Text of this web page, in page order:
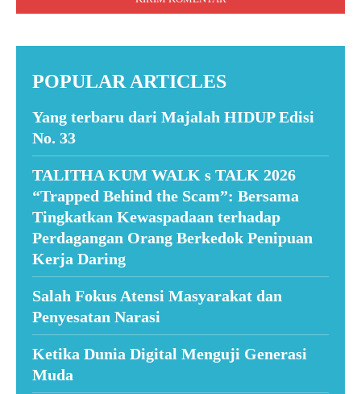
POPULAR ARTICLES
Yang terbaru dari Majalah HIDUP Edisi
No. 33
TALITHA KUM WALK s TALK 2026
“Trapped Behind the Scam”: Bersama
Tingkatkan Kewaspadaan terhadap
Perdagangan Orang Berkedok Penipuan
Kerja Daring
Salah Fokus Atensi Masyarakat dan
Penyesatan Narasi
Ketika Dunia Digital Menguji Generasi
Muda